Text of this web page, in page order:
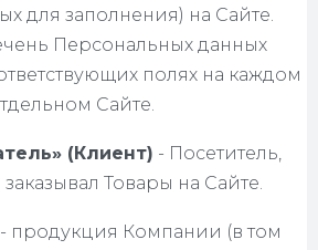
для заполнения) на Сайте.
Персональных данных
полях на каждом
Сайте.
(Клиент) - Посетитель,
Товары на Сайте.
- продукция Компании (в том